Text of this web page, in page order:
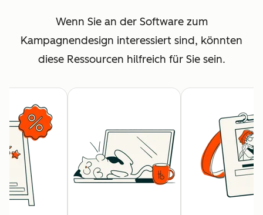
Wenn Sie an der Software zum
Kampagnendesign interessiert sind, könnten
diese Ressourcen hilfreich für Sie sein.